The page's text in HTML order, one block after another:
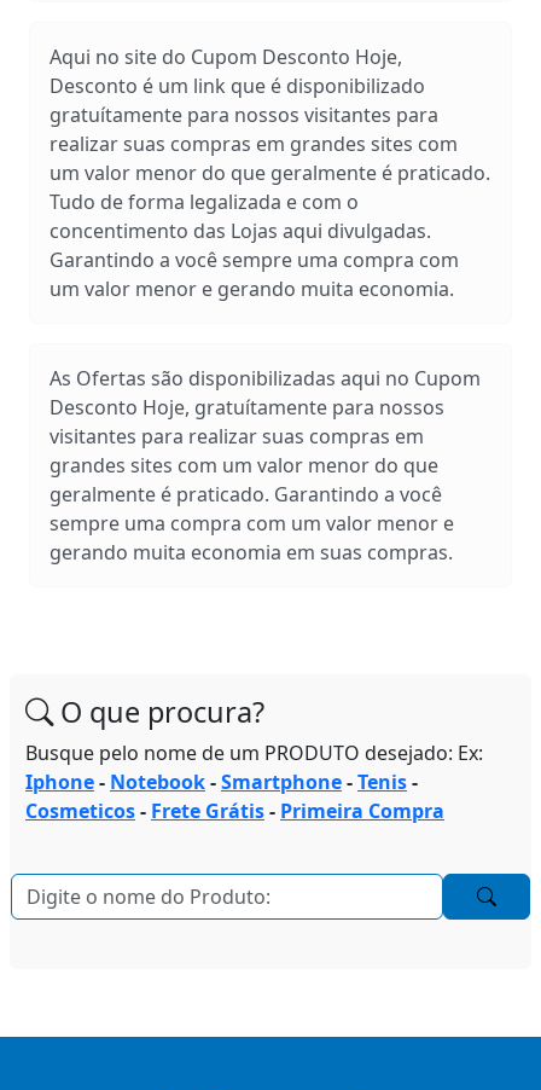
Aqui no site do Cupom Desconto Hoje,
Desconto é um link que é disponibilizado
gratuítamente para nossos visitantes para
realizar suas compras em grandes sites com
um valor menor do que geralmente é praticado.
Tudo de forma legalizada e com o
concentimento das Lojas aqui divulgadas.
Garantindo a você sempre uma compra com
um valor menor e gerando muita economia.
As Ofertas são disponibilizadas aqui no Cupom
Desconto Hoje, gratuítamente para nossos
visitantes para realizar suas compras em
grandes sites com um valor menor do que
geralmente é praticado. Garantindo a você
sempre uma compra com um valor menor e
gerando muita economia em suas compras.
O que procura?
Busque pelo nome de um PRODUTO desejado: Ex:
Iphone- Notebook-Smartphone-Tenis-
Cosmeticos- Frete Grátis- Primeira Compra